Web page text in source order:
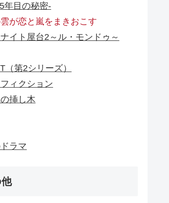
年目の秘密-
が恋と嵐をまきおこす
イト屋台2～ル・モンドゥ～
（第2シリーズ）
ィクション
挿し木
ラマ